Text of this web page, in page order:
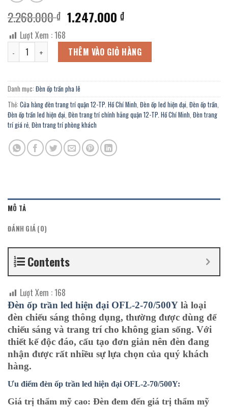
2.268.000₫ Giá
gốc
là:
2.268.000 ₫.
1.247.000₫Giá
tại
là:
1.247.000 ₫.
Lượt Xem :168
Đèn ốp trần led hiện đại OFL-2-70/500Y chính hãng trang trí shop
THÊM VÀO GIỎ HÀNG
Danh mục: Đèn ốp trần pha lê
Thẻ: Cửa hàng đèn trang trí quận 12-TP. Hồ Chí Minh, Đèn ốp led hiện đại, Đèn ốp trần,
Đèn ốp trần led hiện đại, Đèn trang trí chính hãng quận 12-TP. Hồ Chí Minh, Đèn trang
trí giá rẻ, Đèn trang trí phòng khách
MÔ TẢ
ĐÁNH GIÁ (0)
Contents
Lượt Xem :168
Đèn ốp trần led hiện đại OFL-2-70/500Y là loại
đèn chiếu sáng thông dụng, thường được dùng để
chiếu sáng và trang trí cho không gian sống. Với
thiết kế độc đáo, cấu tạo đơn giản nên đèn đang
nhận được rất nhiều sự lựa chọn của quý khách
hàng.
Ưu điểm đèn ốp trần led hiện đại OFL-2-70/500Y:
Giá trị thẩm mỹ cao: Đèn đem đến giá trị thẩm mỹ